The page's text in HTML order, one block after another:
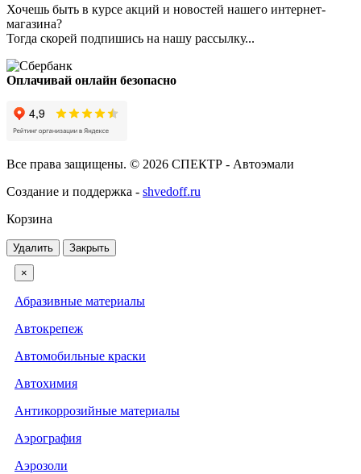
Хочешь быть в курсе акций и новостей нашего интернет-
магазина?
Тогда скорей подпишись на нашу рассылку...
Оплачивай онлайн безопасно
Все права защищены. © 2026 СПЕКТР - Автоэмали
Создание и поддержка - shvedoff.ru
Корзина
Удалить Закрыть
×
Абразивные материалы
Автокрепеж
Автомобильные краски
Автохимия
Антикоррозийные материалы
Аэрография
Аэрозоли